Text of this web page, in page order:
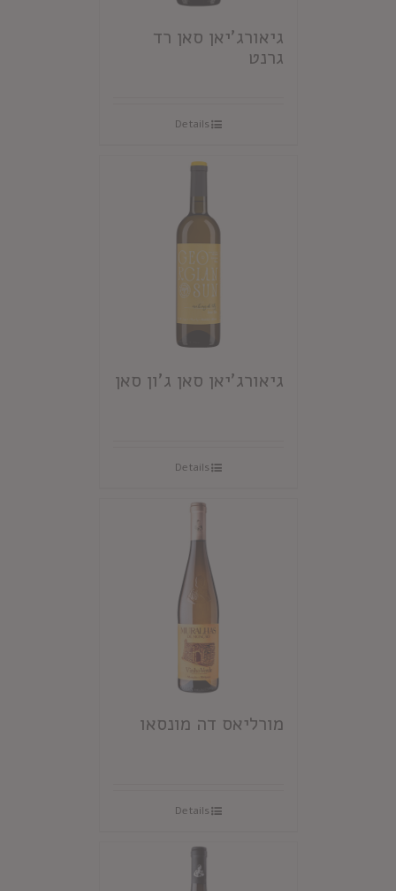
גיאורג'יאן סאן רד
גרנט
Details
גיאורג'יאן סאן ג'ון סאן
Details
מורליאס דה מונסאו
Details